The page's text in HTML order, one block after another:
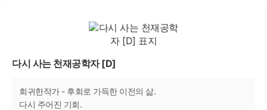
다시 사는 천재공학자 [D]
회귀한작가 - 후회로 가득한 이전의 삶.
다시 주어진 기회.